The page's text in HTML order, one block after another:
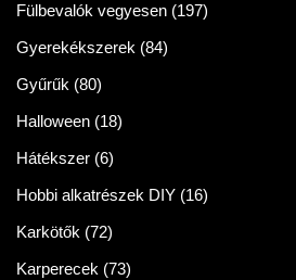
Fülbevalók vegyesen (197)
Gyerekékszerek (84)
Gyűrűk (80)
Halloween (18)
Hátékszer (6)
Hobbi alkatrészek DIY (16)
Karkötők (72)
Karperecek (73)